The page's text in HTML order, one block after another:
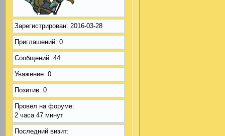
Зарегистрирован: 2016-03-28
Приглашений: 0
Сообщений: 44
Уважение: 0
Позитив: 0
Провел на форуме:
2 часа 47 минут
Последний визит: